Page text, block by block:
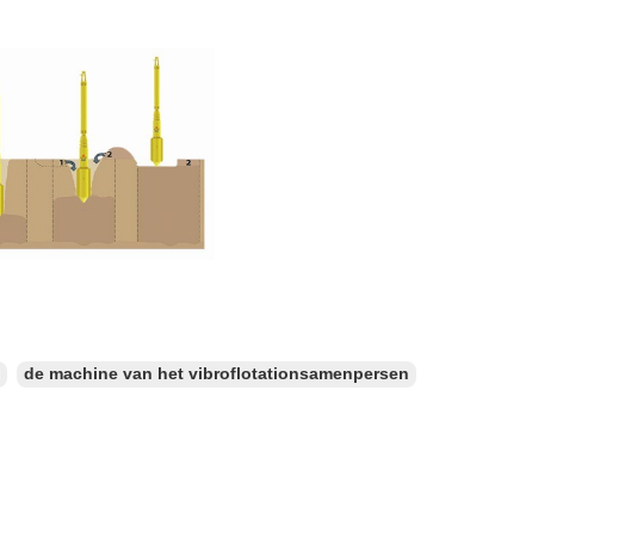
de machine van het vibroflotationsamenpersen